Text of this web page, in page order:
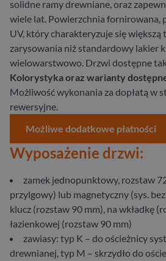
solidne ramy drewniane, oraz
wiele lat. Powierzchnia fornirowana,
UV, który charakteryzuje się większą
zarysowania niż standardowy lakier
wielowarstwowo. Drzwi dostępne
Kolorystyka oraz warianty
Możliwość wykonania za dopłatą w
rewersyjne.
Możliwe dodatkowe płatności
Wyposażenie drzwi:
zamek jednopunktowy, rozstaw
przylgowy) lub magnetyczny (sys.
klucz (rozstaw 90 mm), na wkładkę
łazienkowej (rozstaw 90 mm)
zawiasy: typ K – do ościeżnicy
drewnianej, typ M – skrzydło do